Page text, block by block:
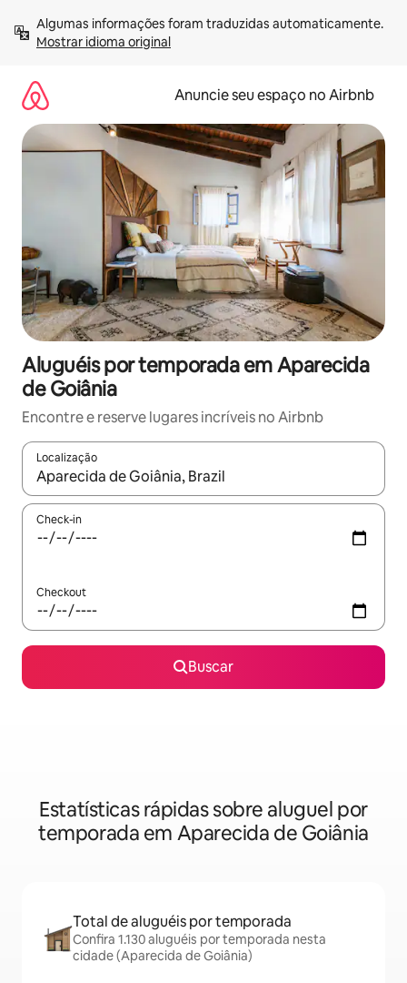
para
Mostrar idioma original
Anuncie seu espaço no Airbnb
Aluguéis por temporada em Aparecida
de Goiânia
Encontre e reserve lugares incríveis no Airbnb
Localização
Quando os resultados estiverem disponíveis, explore-os
Check-in
Checkout
Buscar
Estatísticas rápidas sobre aluguel por
temporada em Aparecida de Goiânia
Total de aluguéis por temporada
Confira 1.130 aluguéis por temporada nesta
cidade (Aparecida de Goiânia)